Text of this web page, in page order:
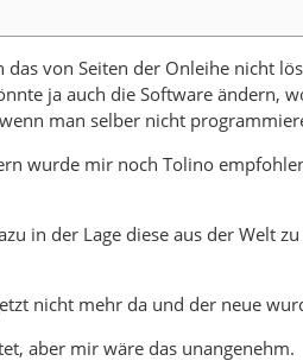
von Seiten der Onleihe nicht
ja auch die Software ändern,
man selber nicht
wurde mir noch Tolino
in der Lage diese aus der Welt
nicht mehr da und der neue
aber mir wäre das unangenehm.